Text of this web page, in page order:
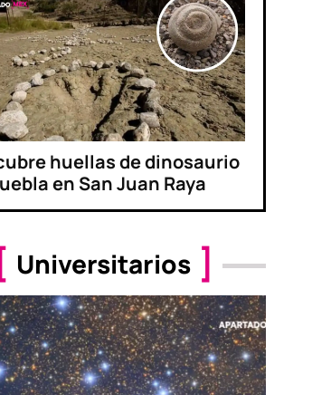
huellas de dinosaurio
en San Juan Raya
Universitarios